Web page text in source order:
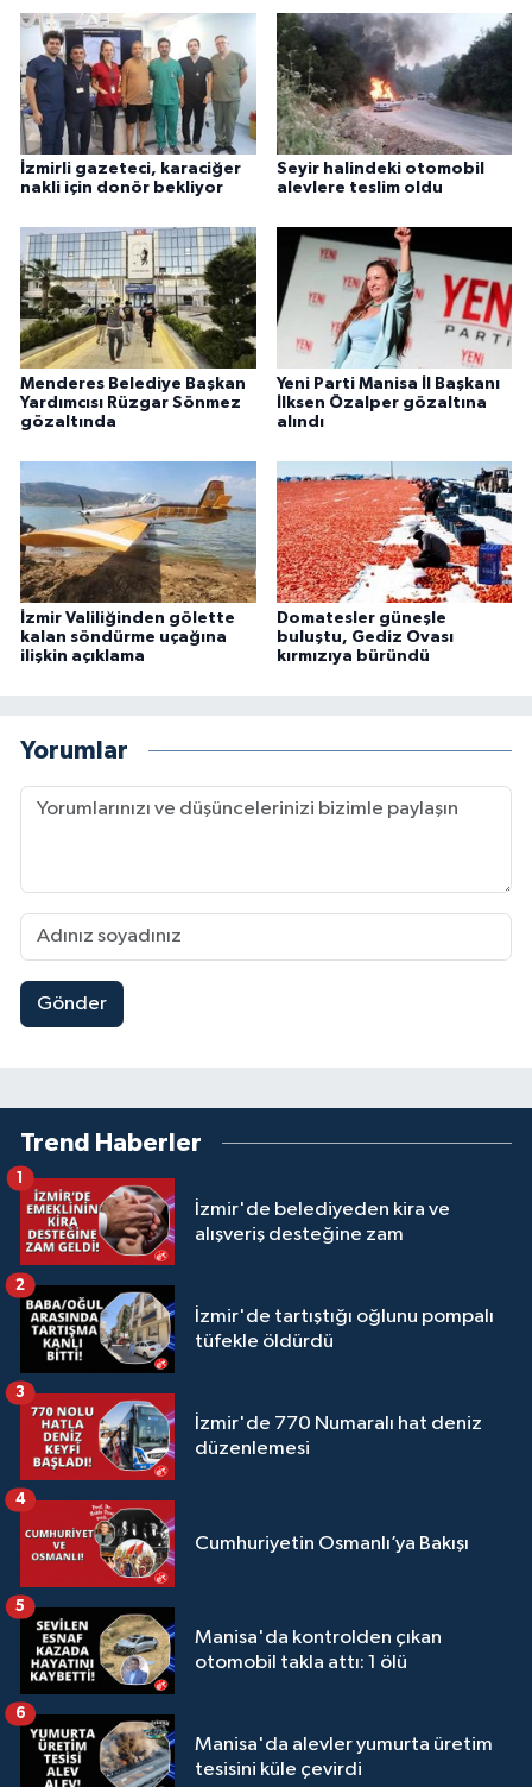
İzmirli gazeteci, karaciğer
nakli için donör bekliyor
Seyir halindeki otomobil
alevlere teslim oldu
Menderes Belediye Başkan
Yardımcısı Rüzgar Sönmez
gözaltında
Yeni Parti Manisa İl Başkanı
İlksen Özalper gözaltına
alındı
İzmir Valiliğinden gölette
kalan söndürme uçağına
ilişkin açıklama
Domatesler güneşle
buluştu, Gediz Ovası
kırmızıya büründü
Yorumlar
Gönder
Trend Haberler
İzmir'de belediyeden kira ve
alışveriş desteğine zam
1
İzmir'de tartıştığı oğlunu pompalı
tüfekle öldürdü
2
İzmir'de 770 Numaralı hat deniz
düzenlemesi
3
Cumhuriyetin Osmanlı’ya Bakışı
4
Manisa'da kontrolden çıkan
otomobil takla attı: 1 ölü
5
Manisa'da alevler yumurta üretim
tesisini küle çevirdi
6